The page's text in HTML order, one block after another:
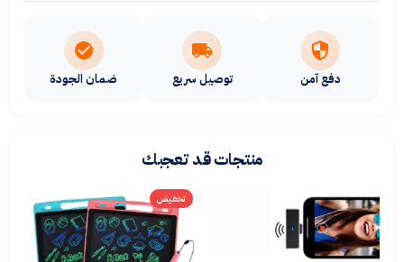
دفع آمن توصيل سريع ضمان الجودة
منتجات قد تعجبك
تخفيض